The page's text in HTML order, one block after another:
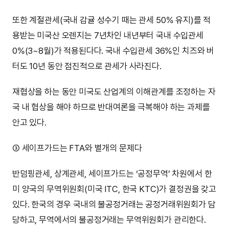
또한 계절관세(국내 감귤 성수기 때는 관세 50% 유지)를 적
용받는 미국산 오렌지는 7년차인 내년부터 국내 수입관세
0%(3~8월)가 적용된다다. 국내 수입관세 36%인 치즈와 버
터도 10년 동안 점진적으로 관세가 사라진다.
재협상을 하는 동안 미국도 산업계의 이해관계를 조정하는 자
국 내 협상을 해야 하므로 반대여론을 극복해야 하는 과제를
안고 있다.
③ 세이프가드는 FTA와 별개의 문제다
반덤핑관세, 상계관세, 세이프가드는 ‘공정무역’ 차원에서 한
미 양국의 무역위원회(미국 ITC, 한국 KTC)가 결정권을 갖고
있다. 한국의 경우 국내의 불공정거래는 공정거래위원회가 담
당하고, 무역에서의 불공정거래는 무역위원회가 관리한다.